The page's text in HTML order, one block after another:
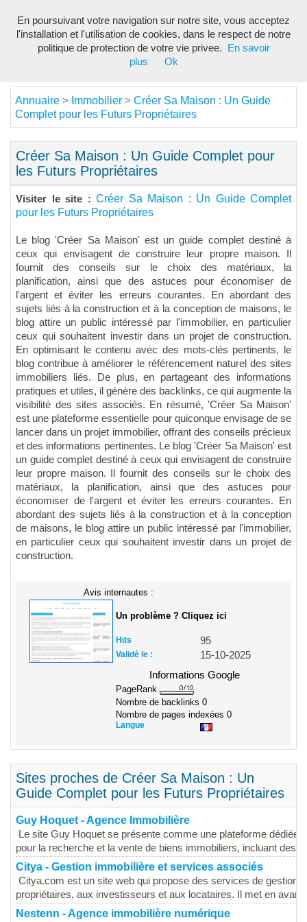
Annuaire > Immobilier > Créer Sa Maison : Un Guide
Complet pour les Futurs Propriétaires
Créer Sa Maison : Un Guide Complet pour
les Futurs Propriétaires
Visiter le site : Créer Sa Maison : Un Guide Complet
pour les Futurs Propriétaires
Le blog 'Créer Sa Maison' est un guide complet destiné à
ceux qui envisagent de construire leur propre maison. Il
fournit des conseils sur le choix des matériaux, la
planification, ainsi que des astuces pour économiser de
l'argent et éviter les erreurs courantes. En abordant des
sujets liés à la construction et à la conception de maisons, le
blog attire un public intéressé par l'immobilier, en particulier
ceux qui souhaitent investir dans un projet de construction.
En optimisant le contenu avec des mots-clés pertinents, le
blog contribue à améliorer le référencement naturel des sites
immobiliers liés. De plus, en partageant des informations
pratiques et utiles, il génère des backlinks, ce qui augmente la
visibilité des sites associés. En résumé, 'Créer Sa Maison'
est une plateforme essentielle pour quiconque envisage de se
lancer dans un projet immobilier, offrant des conseils précieux
et des informations pertinentes. Le blog 'Créer Sa Maison' est
un guide complet destiné à ceux qui envisagent de construire
leur propre maison. Il fournit des conseils sur le choix des
matériaux, la planification, ainsi que des astuces pour
économiser de l'argent et éviter les erreurs courantes. En
abordant des sujets liés à la construction et à la conception
de maisons, le blog attire un public intéressé par l'immobilier,
en particulier ceux qui souhaitent investir dans un projet de
construction.
Avis internautes :
Un problème ? Cliquez ici
Hits 95
Validé le :
15-10-2025
Informations Google
PageRank
Nombre de backlinks 0
Nombre de pages indexées 0
Langue
Sites proches de Créer Sa Maison : Un
Guide Complet pour les Futurs Propriétaires
Guy Hoquet - Agence Immobilière
Le site Guy Hoquet se présente comme une plateforme dédiée
pour la recherche et la vente de biens immobiliers, incluant des...
Citya - Gestion immobilière et services associés
Citya.com est un site web qui propose des services de gestion
propriétaires, aux investisseurs et aux locataires. Il met en avant
Nestenn - Agence immobilière numérique
En poursuivant votre navigation sur notre site, vous acceptez
l'installation et l'utilisation de cookies, dans le respect de notre
politique de protection de votre vie privee.
En savoir
plus
Ok